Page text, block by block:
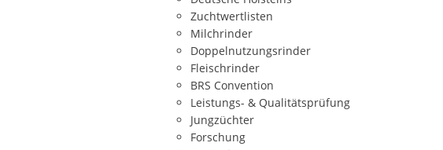
Zuchtwertlisten
Milchrinder
Doppelnutzungsrinder
Fleischrinder
BRS Convention
Leistungs- & Qualitätsprüfung
Jungzüchter
Forschung